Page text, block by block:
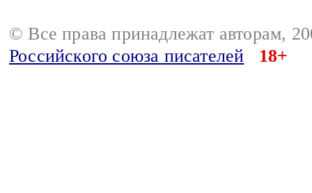
© Все права принадлежат авторам,
Российского союза писателей
18+